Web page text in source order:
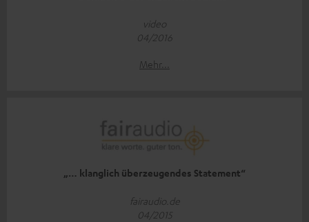
video
04/2016
Mehr...
„… klanglich überzeugendes Statement“
fairaudio.de
04/2015